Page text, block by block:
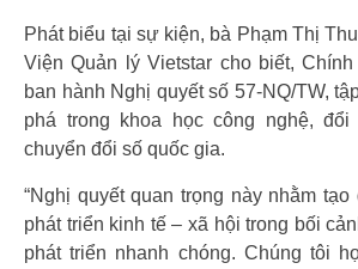
Phát biểu tại sự kiện, bà Phạm Thị
Viện Quản lý Vietstar cho biết,
ban hành Nghị quyết số 57-NQ/TW,
phá trong khoa học công nghệ,
chuyển đổi số quốc gia.
“Nghị quyết quan trọng này nhằm
phát triển kinh tế – xã hội trong bối
phát triển nhanh chóng. Chúng tôi